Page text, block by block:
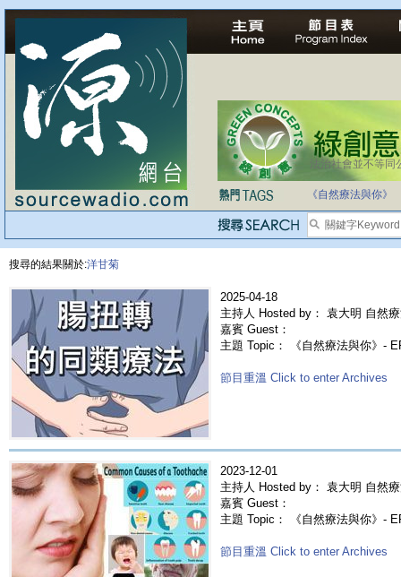
法治社會並不等同
自家教育合法化-
《自然療法與你》
搜尋的結果關於:洋甘菊
2025-04-18
主持人 Hosted by： 袁大明 自然
嘉賓 Guest：
主題 Topic： 《自然療法與你》-
節目重溫 Click to enter Archives
2023-12-01
主持人 Hosted by： 袁大明 自然
嘉賓 Guest：
主題 Topic： 《自然療法與你》-
節目重溫 Click to enter Archives